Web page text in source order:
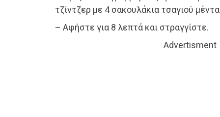
τζίντζερ με 4 σακουλάκια τσαγιού
– Αφήστε για 8 λεπτά και στραγγίστε.
Advertisment